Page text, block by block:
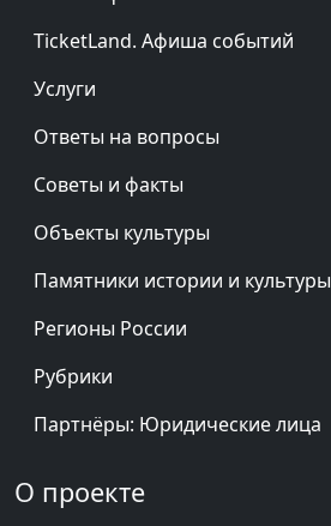
TicketLand. Афиша событий
Услуги
Ответы на вопросы
Советы и факты
Объекты культуры
Памятники истории и культуры
Регионы России
Рубрики
Партнёры: Юридические лица
О проекте